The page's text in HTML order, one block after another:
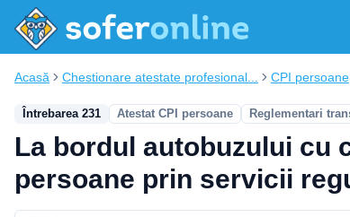
Acasă Chestionare atestate profesional... CPI persoane
Întrebarea 231 Atestat CPI persoane Reglementari
La bordul autobuzului cu
persoane prin servicii